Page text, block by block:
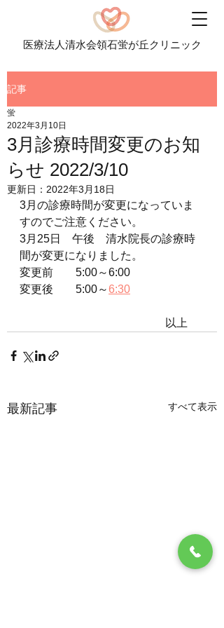
医療法人清水会領石蛍が丘クリニック
記事
3月診療時間変更のお知
らせ 2022/3/10
蛍
2022年3月10日
更新日： 2022年3月18日
3月の診療時間が変更になっていま
すのでご注意ください。
3月25日　午後　清水院長の診療時
間が変更になりました。
変更前　　5:00～6:00
変更後　　5:00～6:30
以上
最新記事 すべて表示